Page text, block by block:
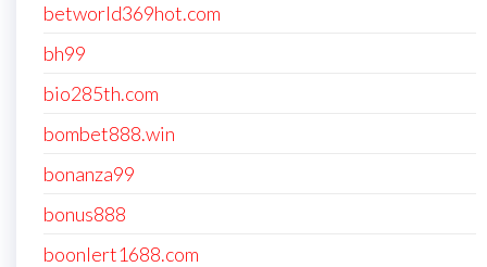
betworld369hot.com
bh99
bio285th.com
bombet888.win
bonanza99
bonus888
boonlert1688.com